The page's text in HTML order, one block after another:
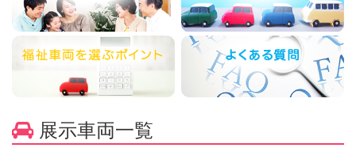
展示車両一覧